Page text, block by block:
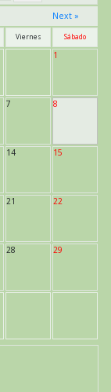
Next »
Viernes Sábado
1
7 8
14 15
21 22
28 29